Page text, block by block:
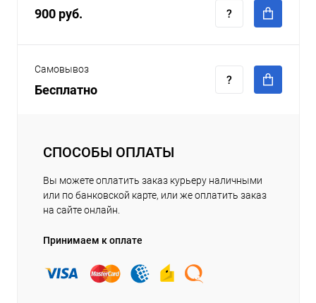
900 руб.
Самовывоз
Бесплатно
СПОСОБЫ ОПЛАТЫ
Вы можете оплатить заказ курьеру наличными
или по банковской карте, или же оплатить заказ
на сайте онлайн.
Принимаем к оплате